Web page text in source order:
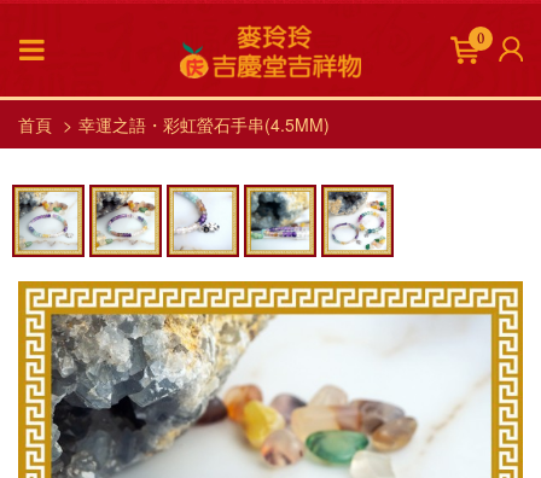
0
首頁 幸運之語・彩虹螢石手串(4.5MM)